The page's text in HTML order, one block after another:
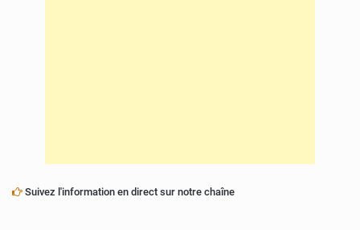
Suivez l'information en direct sur notre chaîne